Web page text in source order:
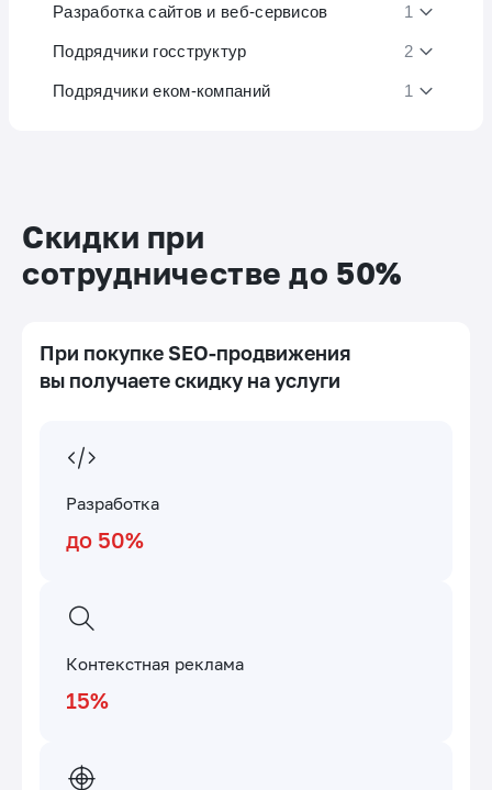
Разработка сайтов и веб-сервисов 1
Подрядчики госструктур 2
Подрядчики еком-компаний 1
Скидки при
сотрудничестве до 50%
При покупке SEO-продвижения
вы получаете скидку на услуги
Разработка
до 50%
Контекстная реклама
15%